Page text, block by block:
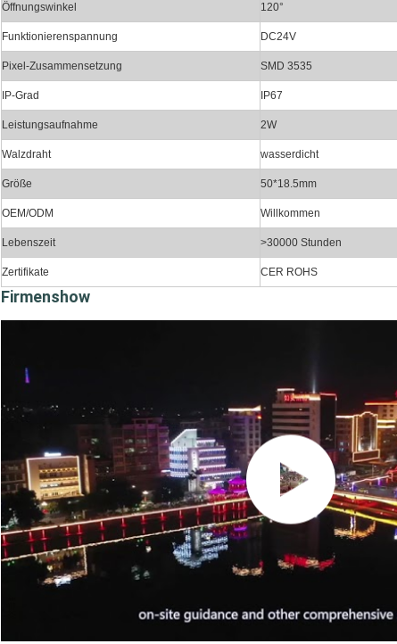
Öffnungswinkel 120°
Funktionierenspannung DC24V
Pixel-Zusammensetzung SMD 3535
IP-Grad IP67
Leistungsaufnahme 2W
Walzdraht wasserdicht
Größe 50*18.5mm
OEM/ODM Willkommen
Lebenszeit >30000 Stunden
Zertifikate CER ROHS
Firmenshow